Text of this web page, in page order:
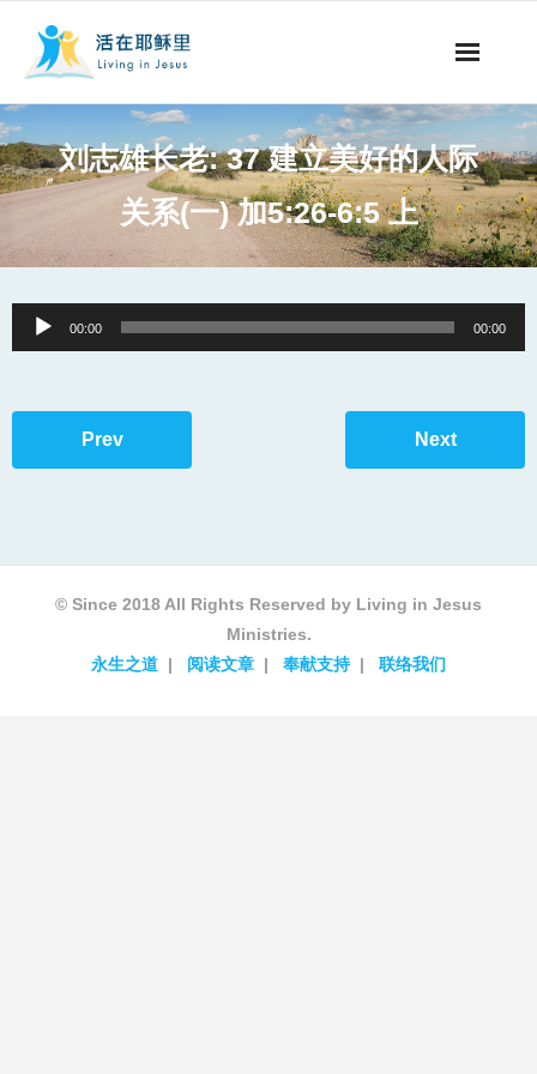
视听节目
阅读文章
永生之道
其他语言
刘志雄长老: 37 建立美好的人际
关系(一) 加5:26-6:5 上
Audio
Player
00:00 00:00
Prev Next
© Since 2018 All Rights Reserved by Living in Jesus
Ministries.
永生之道
阅读文章 奉献支持 联络我们